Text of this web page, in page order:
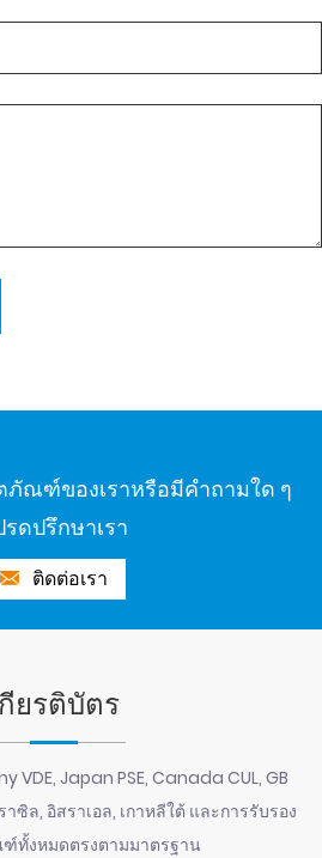
ณฑ์ของเราหรือมีคำถามใด ๆ
ดปรึกษาเรา
ติดต่อเรา
กียรติบัตร
VDE, Japan PSE, Canada CUL, GB
าซิล, อิสราเอล, เกาหลีใต้ และการรับรอง
ทั้งหมดตรงตามมาตรฐาน